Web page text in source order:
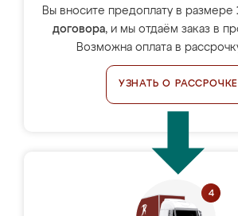
Вы вносите предоплату в размере
договора, и мы отдаём заказ в
Возможна оплата в
УЗНАТЬ О РАССРОЧКЕ